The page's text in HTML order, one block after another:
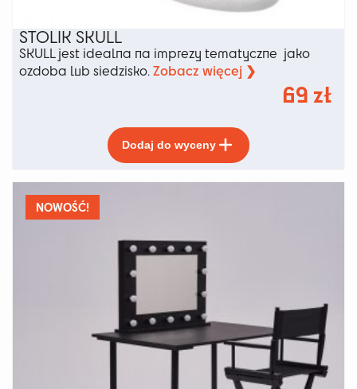
STOLIK SKULL
SKULL jest idealna na imprezy tematyczne jako
ozdoba lub siedzisko. Zobacz więcej ❯
69 zł
Dodaj do wyceny
produkt
ma
wiele
wybrać
produktu
NOWOŚĆ!